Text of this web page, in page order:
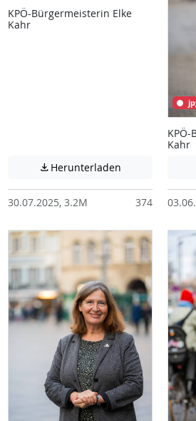
KPÖ-Bürgermeisterin Elke
Kahr
 Herunterladen Achtung:
30.07.2025, 3.2M 374
Kahr